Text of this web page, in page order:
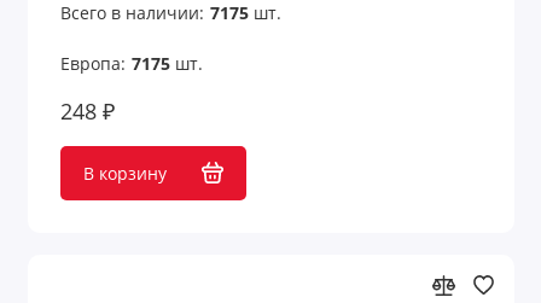
Всего в наличии: 7175шт.
Европа: 7175шт.
248 ₽
В корзину